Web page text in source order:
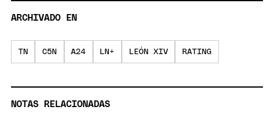
ARCHIVADO EN
TN C5N A24 LN+ LEÓN XIV RATING
NOTAS RELACIONADAS